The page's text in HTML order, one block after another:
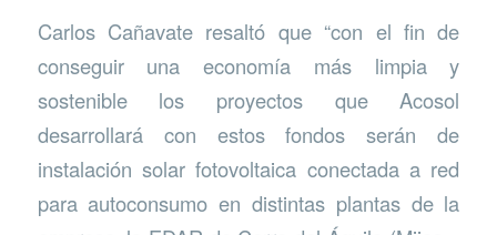
Carlos Cañavate resaltó que “con el fin de
conseguir una economía más limpia y
sostenible los proyectos que Acosol
desarrollará con estos fondos serán de
instalación solar fotovoltaica conectada a red
para autoconsumo en distintas plantas de la